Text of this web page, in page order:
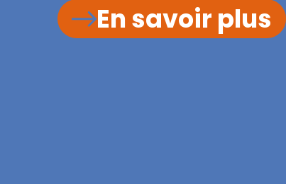
En savoir plus